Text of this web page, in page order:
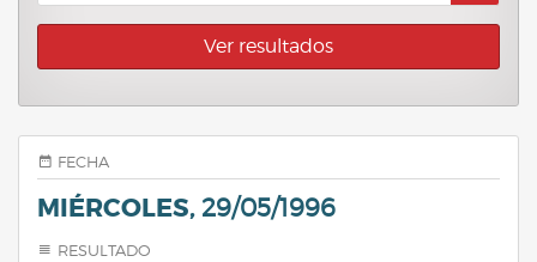
Ver resultados
FECHA
MIÉRCOLES, 29/05/1996
RESULTADO